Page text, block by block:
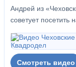
Андрей из
советует посетить
Смотреть видео